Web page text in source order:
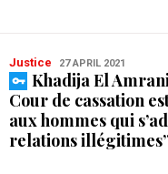
Justice 27 APRIL 2021
Khadija El
Cour de cassation
aux hommes qui
relations